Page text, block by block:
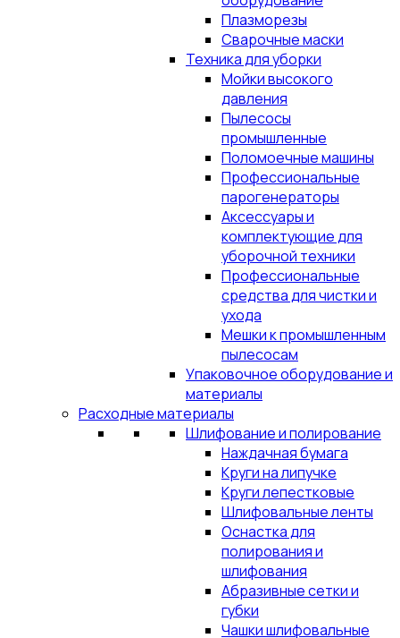
Плазморезы
Сварочные маски
Техника для уборки
Мойки высокого
давления
Пылесосы
промышленные
Поломоечные машины
Профессиональные
парогенераторы
Аксессуары и
комплектующие для
уборочной техники
Профессиональные
средства для чистки и
ухода
Мешки к промышленным
пылесосам
Упаковочное оборудование и
материалы
Расходные материалы
Шлифование и полирование
Наждачная бумага
Круги на липучке
Круги лепестковые
Шлифовальные ленты
Оснастка для
полирования и
шлифования
Абразивные сетки и
губки
Чашки шлифовальные